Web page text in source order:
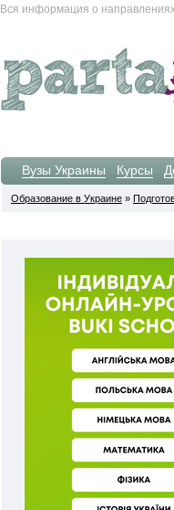
Вся информация о
Вузы Украины Курсы
Образование в Украине »